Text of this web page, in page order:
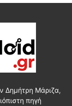
Δημήτρη Μάριζα,
πηγή